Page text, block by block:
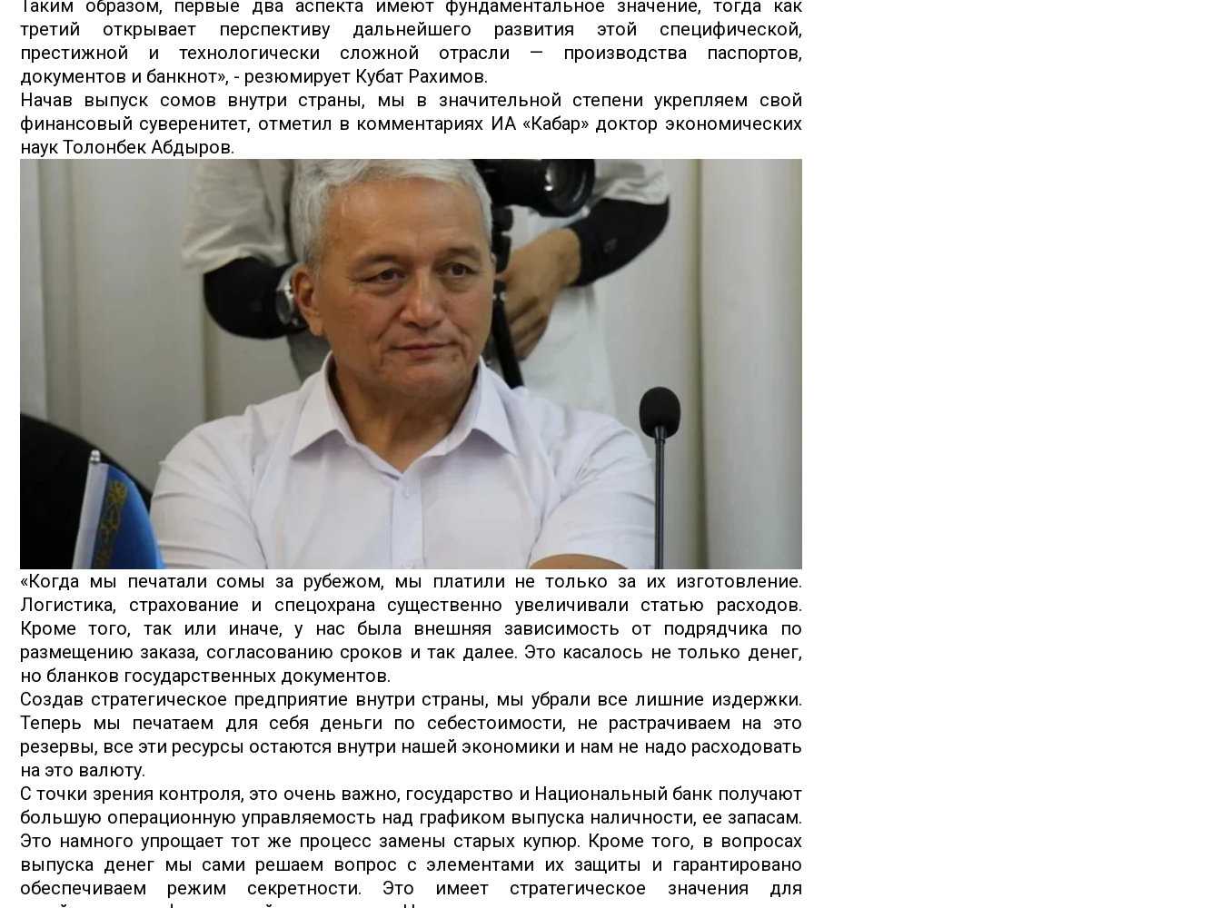
Таким образом, первые два аспекта имеют фундаментальное значение, тогда как
третий открывает перспективу дальнейшего развития этой специфической,
престижной и технологически сложной отрасли — производства паспортов,
документов и банкнот», - резюмирует Кубат Рахимов.
Начав выпуск сомов внутри страны, мы в значительной степени укрепляем свой
финансовый суверенитет, отметил в комментариях ИА «Кабар» доктор экономических
наук Толонбек Абдыров.
«Когда мы печатали сомы за рубежом, мы платили не только за их изготовление.
Логистика, страхование и спецохрана существенно увеличивали статью расходов.
Кроме того, так или иначе, у нас была внешняя зависимость от подрядчика по
размещению заказа, согласованию сроков и так далее. Это касалось не только денег,
но бланков государственных документов.
Создав стратегическое предприятие внутри страны, мы убрали все лишние издержки.
Теперь мы печатаем для себя деньги по себестоимости, не растрачиваем на это
резервы, все эти ресурсы остаются внутри нашей экономики и нам не надо расходовать
на это валюту.
С точки зрения контроля, это очень важно, государство и Национальный банк получают
большую операционную управляемость над графиком выпуска наличности, ее запасам.
Это намного упрощает тот же процесс замены старых купюр. Кроме того, в вопросах
выпуска денег мы сами решаем вопрос с элементами их защиты и гарантировано
обеспечиваем режим секретности. Это имеет стратегическое значения для